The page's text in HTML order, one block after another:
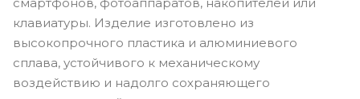
клавиатуры. Изделие изготовлено из
высокопрочного пластика и алюминиевого
сплава, устойчивого к механическому
воздействию и надолго сохраняющего